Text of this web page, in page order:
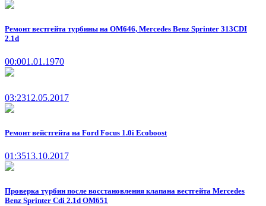
Ремонт вестгейта турбины на OM646, Mercedes Benz Sprinter 313CDI
2.1d
00:001.01.1970
03:2312.05.2017
Ремонт вейстгейта на Ford Focus 1.0i Ecoboost
01:3513.10.2017
Проверка турбин после восстановления клапана вестгейта Mercedes
Benz Sprinter Cdi 2.1d OM651